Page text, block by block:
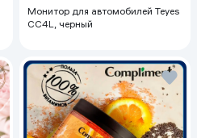
Монитор для автомобилей Teyes
CC4L, черный